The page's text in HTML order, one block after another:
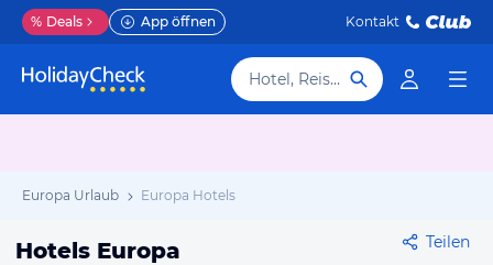
% Deals App öffnen Kontakt
Hotel, Reiseziel
Europa Urlaub Europa Hotels
Hotels Europa Teilen